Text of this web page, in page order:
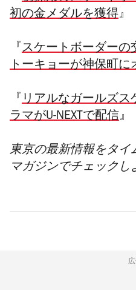
初の金メダルを獲得』
『 スケートボーダーの
トーキョーが神保町に
『 リアルなガールズス
ラマがU-NEXTで配信』
東京の最新情報をタイ
マガジンでチェックし